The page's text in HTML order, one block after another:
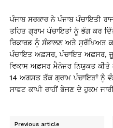
ਪੰਜਾਬ ਸਰਕਾਰ ਨੇ ਪੰਜਾਬ ਪੰਚਾਇਤੀ
ਤਹਿਤ ਗ੍ਰਾਮ ਪੰਚਾਇਤਾਂ ਨੂੰ ਭੰਗ ਕਰ
ਰਿਕਾਰਡ ਨੂੰ ਸੰਭਾਲਣ ਅਤੇ ਸੁਰੱਖਿਅਤ
ਪੰਚਾਇਤ ਅਫ਼ਸਰ, ਪੰਚਾਇਤ ਅਫ਼ਸਰ,
ਵਿਕਾਸ ਅਫ਼ਸਰ ਮੈਨੇਜਰ ਨਿਯੁਕਤ
14 ਅਗਸਤ ਤੱਕ ਗ੍ਰਾਮ ਪੰਚਾਇਤਾਂ ਨੂੰ
ਸਾਫਟ ਕਾਪੀ ਰਾਹੀਂ ਭੇਜਣ ਦੇ ਹੁਕਮ
Previous article